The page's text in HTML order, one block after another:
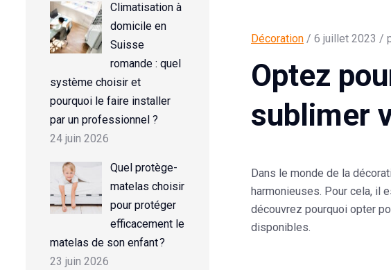
Climatisation à
domicile en
Suisse
romande : quel
système choisir et
pourquoi le faire installer
par un professionnel ?
24 juin 2026
Quel protège-
matelas choisir
pour protéger
efficacement le
matelas de son enfant ?
23 juin 2026
Décoration / 6 juillet 2023 /
Optez
sublimer
Dans le monde de la
harmonieuses. Pour cela, il
découvrez pourquoi opter
disponibles.